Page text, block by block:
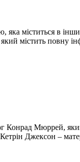
яка міститься в
містить повну
Конрад Мюррей,
Джексон –